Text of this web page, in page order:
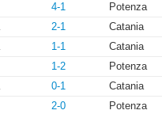
4-1
Potenza
2-1 Catania
1-1 Catania
1-2 Potenza
0-1
Catania
2-0 Potenza